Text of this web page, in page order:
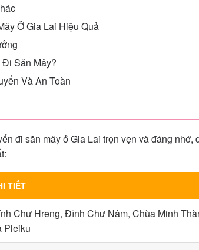
Ở Gia Lai Hiệu Quả
Săn Mây?
Và An Toàn
đi săn mây ở Gia Lai trọn vẹn và đáng
TIẾT
Chư Hreng, Đỉnh Chư Nâm, Chùa Minh
Pleiku